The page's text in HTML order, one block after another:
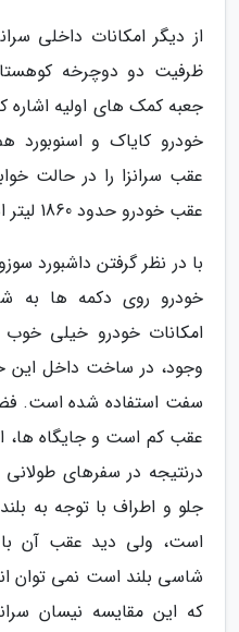
از دیگر امکانات داخلی
ظرفیت دو دوچرخه
جعبه کمک های اولیه
خودرو کایاک و اسنوبورد
عقب سرانزا را در حالت
عقب خودرو حدود 1860 لیتر است.
با در نظر گرفتن داشبورد
خودرو روی دکمه ها به
امکانات خودرو خیلی خوب
وجود، در ساخت داخل این
سفت استفاده شده است.
عقب کم است و جایگاه ها،
درنتیجه در سفرهای
جلو و اطراف با توجه به
است، ولی دید عقب آن
شاسی بلند است نمی توان
که این مقایسه نیسان